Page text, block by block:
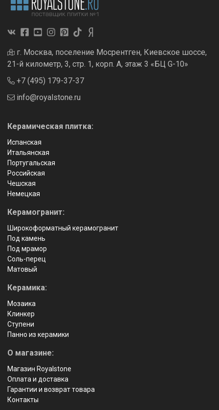
г. Москва, поселение Мосрентген, Киевское шоссе,
21-й километр, 3, стр. 1, корп. А, этаж 3 «БЦ G-10»
+7 (495) 179-37-37
info@royalstone.ru
Керамическая плитка:
Испанская
Итальянская
Португальская
Российская
Чешская
Немецкая
Керамогранит:
Широкоформатный керамогранит
Под камень
Под мрамор
Соль-перец
Матовый
Керамика:
Мозаика
Клинкер
Ступени
Панно из керамики
О магазине:
Магазин Royalstone
Оплата и доставка
Гарантии и возврат товара
Контакты